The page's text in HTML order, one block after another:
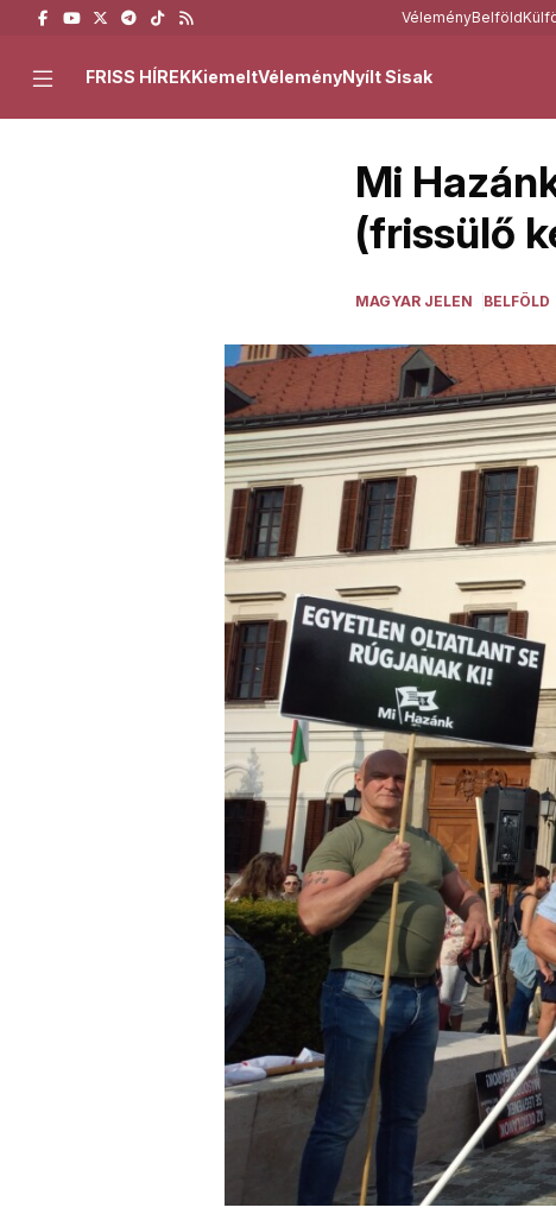
VéleményBelföld
FRISS HÍREKKiemeltVéleményNyílt Sisak
Mi
(frissülő
MAGYAR JELEN BELFÖLD